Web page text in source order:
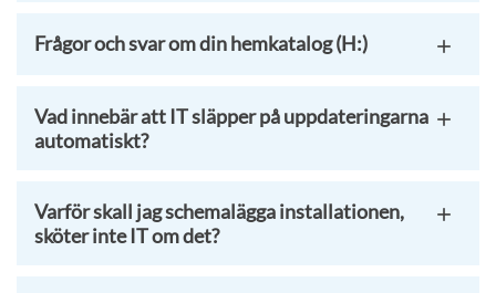
Frågor och svar om din hemkatalog (H:)
Vad innebär att IT släpper på uppdateringarna
automatiskt?
Varför skall jag schemalägga installationen,
sköter inte IT om det?